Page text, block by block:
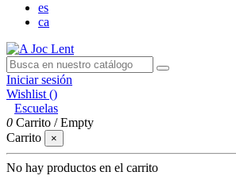
es
ca
Iniciar sesión
Wishlist ()
Escuelas
0 Carrito /Empty
Carrito
×
No hay productos en el carrito